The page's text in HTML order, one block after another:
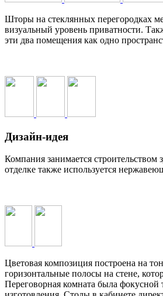
Шторы на стеклянных перегородках
визуальный уровень приватности.
эти два помещения как одно
Дизайн-идея
Компания занимается
отделке также используется
Цветовая композиция построена на
горизонтальные полосы на стене,
Переговорная комната была фокусной